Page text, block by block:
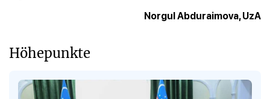
Norgul Abduraimova, UzA
Höhepunkte